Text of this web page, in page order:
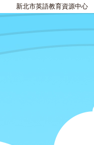
新北市英語教育資源中心